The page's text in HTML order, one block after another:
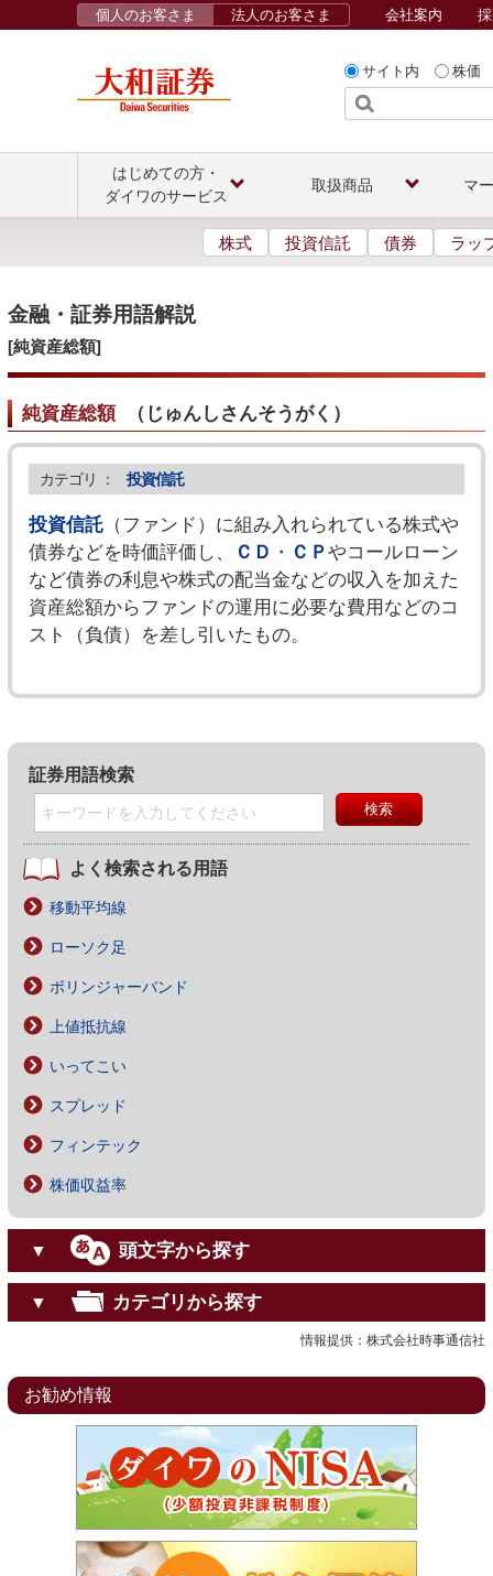
サイト内 株価
個人のお客さま 法人のお客さま 会社案内
はじめての方・
ダイワのサービス
取扱商品 マ
株式 投資信託 債券 ラッ
金融・証券用語解説
[純資産総額]
純資産総額（ じゅんしさんそうがく ）
カテゴリ ： 投資信託
投資信託（ファンド）に組み入れられている株式や
債券などを時価評価し、
ＣＤ ・ ＣＰやコールローン
など債券の利息や株式の配当金などの収入を加えた
資産総額からファンドの運用に必要な費用などのコ
スト（負債）を差し引いたもの。
証券用語検索
よく検索される用語
移動平均線
ローソク足
ボリンジャーバンド
上値抵抗線
いってこい
スプレッド
フィンテック
株価収益率
▼ 頭文字から探す
▼ カテゴリから探す
情報提供：株式会社時事通信社
お勧め情報